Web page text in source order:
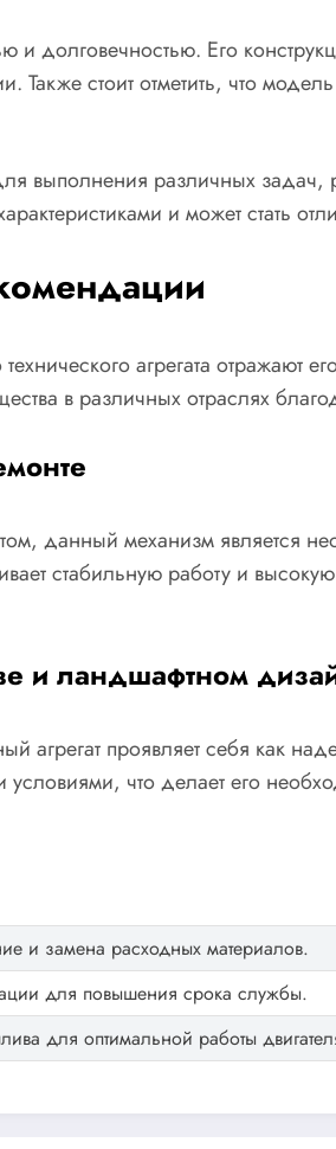
и долговечностью. Его
стоит отметить, что
выполнения различных задач,
и может стать
агрегата отражают
в различных отраслях
данный механизм является
стабильную работу и
и ландшафтном
агрегат проявляет себя как
что делает его
и замена расходных материалов.
для повышения срока службы.
для оптимальной работы